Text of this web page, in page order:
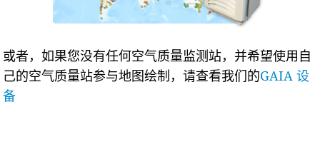
或者，如果您没有任何空气质量监测站，并希望使用自
己的空气质量站参与地图绘制，请查看我们的GAIA 设
备